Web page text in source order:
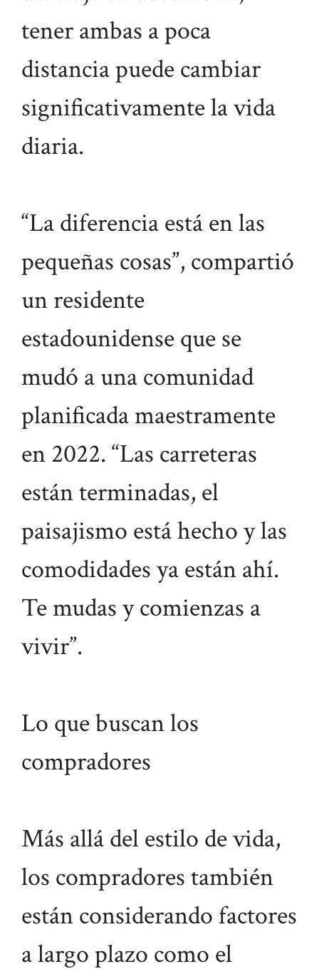
tener ambas a poca
distancia puede cambiar
significativamente la vida
diaria.
“La diferencia está en las
pequeñas cosas”, compartió
un residente
estadounidense que se
mudó a una comunidad
planificada maestramente
en 2022. “Las carreteras
están terminadas, el
paisajismo está hecho y las
comodidades ya están ahí.
Te mudas y comienzas a
vivir”.
Lo que buscan los
compradores
Más allá del estilo de vida,
los compradores también
están considerando factores
a largo plazo como el